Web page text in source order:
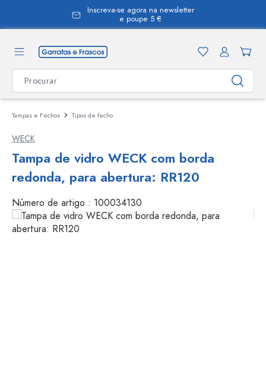
Inscreva-se agora na newsletter
e poupe 5 €
Tampas e Fechos Tipos de fecho
WECK
Tampa de vidro WECK com borda
redonda, para abertura: RR120
Número de artigo : 100034130